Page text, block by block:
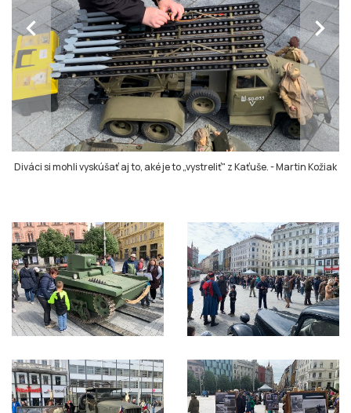
chevron_left chevron_right
Diváci si mohli vyskúšať aj to, aké je to „vystreliť" z Kaťuše.-Martin Kožiak